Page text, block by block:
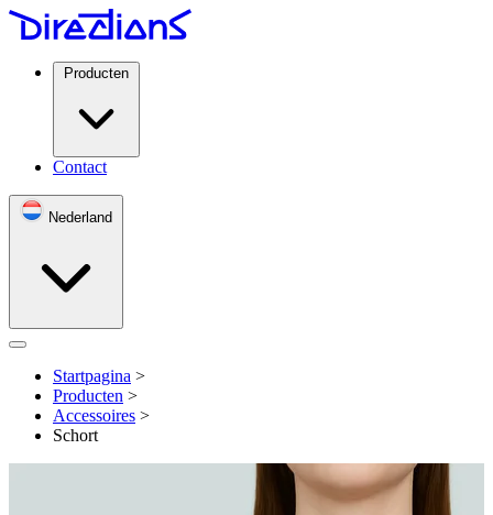
Producten
Contact
Nederland
Open menu
Startpagina >
Producten >
Accessoires >
Schort